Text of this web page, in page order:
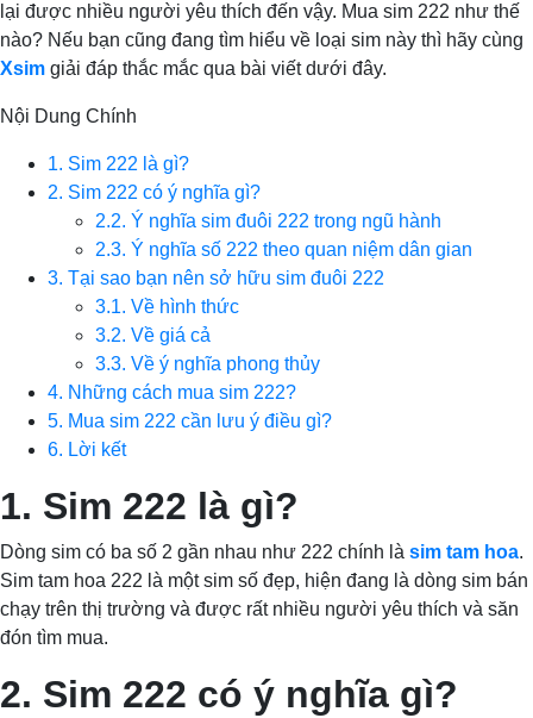
lại được nhiều người yêu thích đến vậy. Mua sim 222 như thế
nào? Nếu bạn cũng đang tìm hiểu về loại sim này thì hãy cùng
Xsim giải đáp thắc mắc qua bài viết dưới đây.
Nội Dung Chính
1. Sim 222 là gì?
2. Sim 222 có ý nghĩa gì?
2.2. Ý nghĩa sim đuôi 222 trong ngũ hành
2.3. Ý nghĩa số 222 theo quan niệm dân gian
3. Tại sao bạn nên sở hữu sim đuôi 222
3.1. Về hình thức
3.2. Về giá cả
3.3. Về ý nghĩa phong thủy
4. Những cách mua sim 222?
5. Mua sim 222 cần lưu ý điều gì?
6. Lời kết
1. Sim 222 là gì?
Dòng sim có ba số 2 gần nhau như 222 chính là sim tam hoa.
Sim tam hoa 222 là một sim số đẹp, hiện đang là dòng sim bán
chạy trên thị trường và được rất nhiều người yêu thích và săn
đón tìm mua.
2. Sim 222 có ý nghĩa gì?